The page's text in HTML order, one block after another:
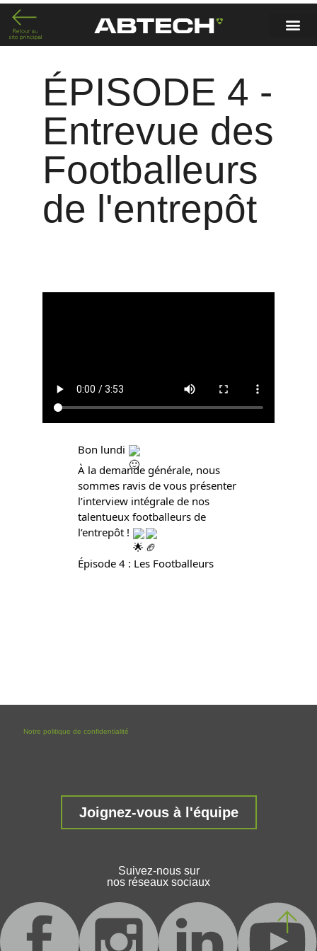
ÉPISODE 4 -
Entrevue des
Footballeurs
de l'entrepôt
Bon lundi
À la demande générale, nous
sommes ravis de vous présenter
l’interview intégrale de nos
talentueux footballeurs de
l’entrepôt !
Épisode 4 : Les Footballeurs
Notre politique de confidentialité
Joignez-vous à l'équipe
Suivez-nous sur
nos réseaux sociaux